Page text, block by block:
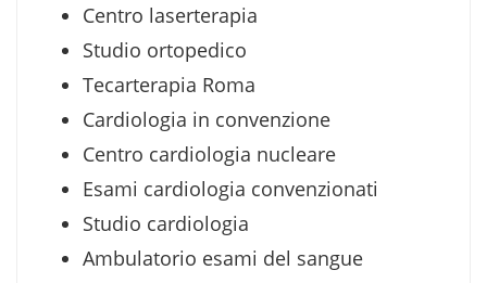
Centro laserterapia
Studio ortopedico
Tecarterapia Roma
Cardiologia in convenzione
Centro cardiologia nucleare
Esami cardiologia convenzionati
Studio cardiologia
Ambulatorio esami del sangue